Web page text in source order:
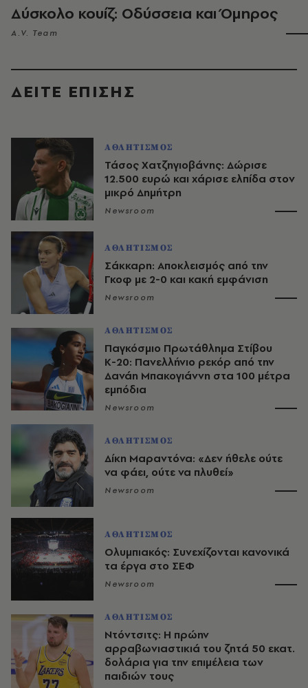
Δύσκολο κουίζ: Οδύσσεια και Όμηρος
A.V. Team
ΔΕΙΤΕ ΕΠΙΣΗΣ
ΑΘΛΗΤΙΣΜΟΣ
Τάσος Χατζηγιοβάνης: Δώρισε
12.500 ευρώ και χάρισε ελπίδα στον
μικρό Δημήτρη
Newsroom
ΑΘΛΗΤΙΣΜΟΣ
Σάκκαρη: Αποκλεισμός από την
Γκοφ με 2-0 και κακή εμφάνιση
Newsroom
ΑΘΛΗΤΙΣΜΟΣ
Παγκόσμιο Πρωτάθλημα Στίβου
Κ-20: Πανελλήνιο ρεκόρ από την
Δανάη Μπακογιάννη στα 100 μέτρα
εμπόδια
Newsroom
ΑΘΛΗΤΙΣΜΟΣ
Δίκη Μαραντόνα: «Δεν ήθελε ούτε
να φάει, ούτε να πλυθεί»
Newsroom
ΑΘΛΗΤΙΣΜΟΣ
Ολυμπιακός: Συνεχίζονται κανονικά
τα έργα στο ΣΕΦ
Newsroom
ΑΘΛΗΤΙΣΜΟΣ
Ντόντσιτς: Η πρώην
αρραβωνιαστικιά του ζητά 50 εκατ.
δολάρια για την επιμέλεια των
παιδιών τους